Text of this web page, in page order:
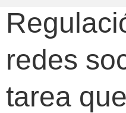
redes
tarea